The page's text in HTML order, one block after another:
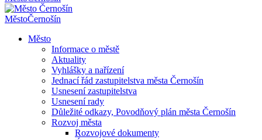
MěstoČernošín
Město
Informace o městě
Aktuality
Vyhlášky a nařízení
Jednací řád zastupitelstva města Černošín
Usnesení zastupitelstva
Usnesení rady
Důležité odkazy, Povodňový plán města Černošín
Rozvoj města
Rozvojové dokumenty